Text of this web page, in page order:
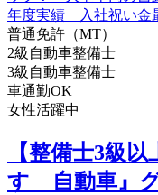
普通免許（MT）
2級自動車整備士
3級自動車整備士
車通勤OK
女性活躍中
【整備士3級
すゞ自動車』